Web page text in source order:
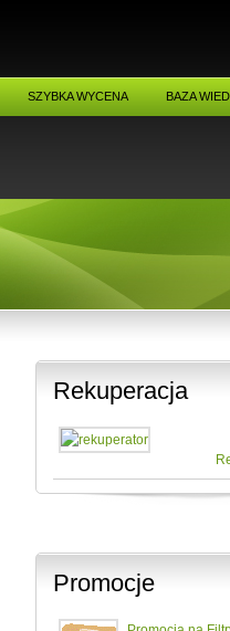
SZYBKA WYCENA BAZA
Rekuperacja
Promocje